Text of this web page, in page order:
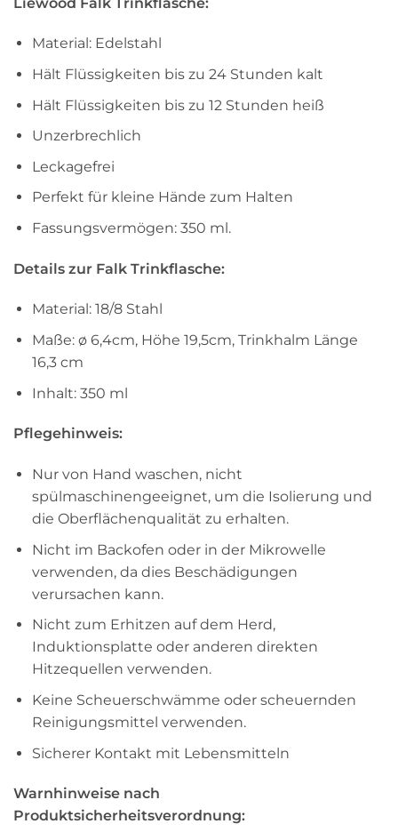
Material: Edelstahl
Hält Flüssigkeiten bis zu 24 Stunden kalt
Hält Flüssigkeiten bis zu 12 Stunden heiß
Unzerbrechlich
Leckagefrei
Perfekt für kleine Hände zum Halten
Fassungsvermögen: 350 ml.
Details zur Falk Trinkflasche:
Material: 18/8 Stahl
Maße: ø 6,4cm, Höhe 19,5cm, Trinkhalm Länge
16,3 cm
Inhalt: 350 ml
Pflegehinweis:
Nur von Hand waschen, nicht
spülmaschinengeeignet, um die Isolierung und
die Oberflächenqualität zu erhalten.
Nicht im Backofen oder in der Mikrowelle
verwenden, da dies Beschädigungen
verursachen kann.
Nicht zum Erhitzen auf dem Herd,
Induktionsplatte oder anderen direkten
Hitzequellen verwenden.
Keine Scheuerschwämme oder scheuernden
Reinigungsmittel verwenden.
Sicherer Kontakt mit Lebensmitteln
Warnhinweise nach
Produktsicherheitsverordnung: